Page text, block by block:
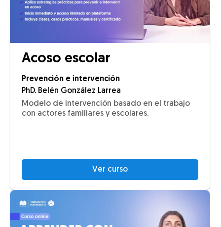
Acoso escolar
Prevención e intervención
PhD. Belén González Larrea
Modelo de intervención basado en el trabajo
con actores familiares y escolares.
Ver curso